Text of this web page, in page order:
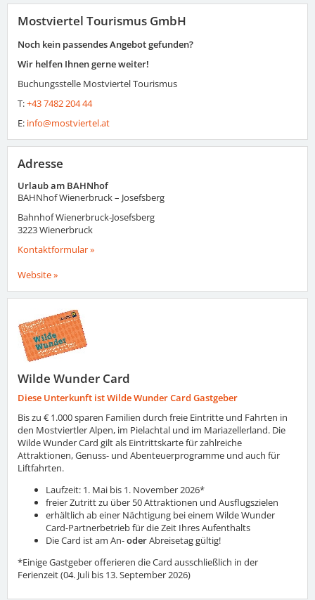
Mostviertel Tourismus GmbH
Noch kein passendes Angebot gefunden?
Wir helfen Ihnen gerne weiter!
Buchungsstelle Mostviertel Tourismus
T:+43 7482 204 44
E: info@mostviertel.at
Adresse
Urlaub am BAHNhof
BAHNhof Wienerbruck – Josefsberg
Bahnhof Wienerbruck-Josefsberg
3223Wienerbruck
Kontaktformular »
Website »
Wilde Wunder Card
Diese Unterkunft ist Wilde Wunder Card Gastgeber
Bis zu € 1.000 sparen Familien durch freie Eintritte und Fahrten in
den Mostviertler Alpen, im Pielachtal und im Mariazellerland. Die
Wilde Wunder Card gilt als Eintrittskarte für zahlreiche
Attraktionen, Genuss- und Abenteuerprogramme und auch für
Liftfahrten.
Laufzeit: 1. Mai bis 1. November 2026*
freier Zutritt zu über 50 Attraktionen und Ausflugszielen
erhältlich ab einer Nächtigung bei einem Wilde Wunder
Card-Partnerbetrieb für die Zeit Ihres Aufenthalts
Die Card ist am An-oderAbreisetag gültig!
*Einige Gastgeber offerieren die Card ausschließlich in der
Ferienzeit (04. Juli bis 13. September 2026)